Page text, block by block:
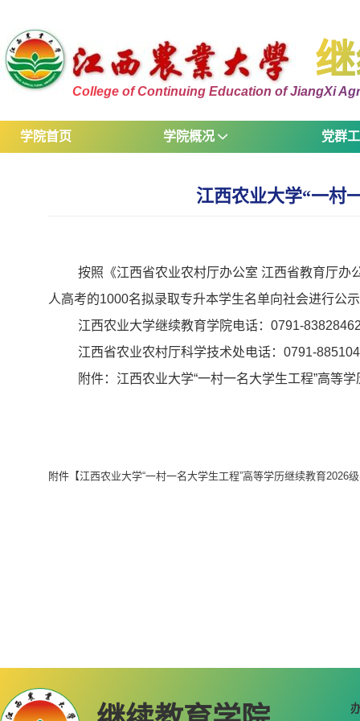
College of Continuing Education of JiangXi
学院首页 学院概况 党群
江西农业大学“一村
按照《江西省农业农村厅办公室 江西省教育厅办
人高考的1000名拟录取专升本学生名单向社会进行公
江西农业大学继续教育学院电话：0791-
江西省农业农村厅科学技术处电话：0791-
附件：江西农业大学“一村一名大学生工程”高等
附件【江西农业大学“一村一名大学生工程”高等学历继续教育2026